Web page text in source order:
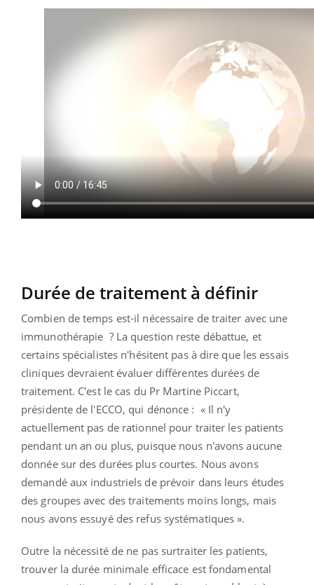
Durée de traitement à définir
Combien de temps est-il nécessaire de traiter avec une
immunothérapie ? La question reste débattue, et
certains spécialistes n'hésitent pas à dire que les essais
cliniques devraient évaluer différentes durées de
traitement. C'est le cas du Pr Martine Piccart,
présidente de l'ECCO, qui dénonce : « Il n'y
actuellement pas de rationnel pour traiter les patients
pendant un an ou plus, puisque nous n'avons aucune
donnée sur des durées plus courtes. Nous avons
demandé aux industriels de prévoir dans leurs études
des groupes avec des traitements moins longs, mais
nous avons essuyé des refus systématiques ».
Outre la nécessité de ne pas surtraiter les patients,
trouver la durée minimale efficace est fondamental